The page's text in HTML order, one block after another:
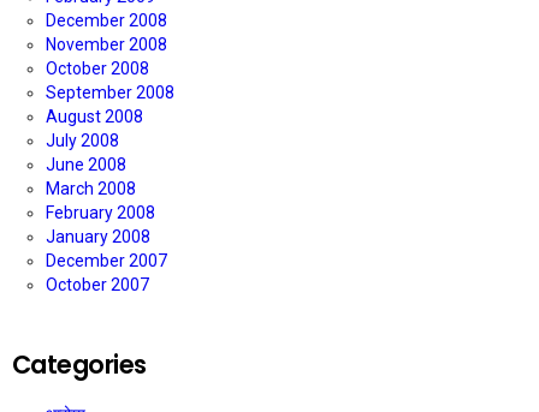
December 2008
November 2008
October 2008
September 2008
August 2008
July 2008
June 2008
March 2008
February 2008
January 2008
December 2007
October 2007
Categories